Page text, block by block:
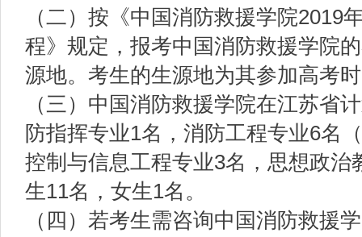
（二）按《中国消防救援学院2019
程》规定，报考中国消防救援学院
源地。考生的生源地为其参加高考
（三）中国消防救援学院在江苏省
防指挥专业1名，消防工程专业6名
控制与信息工程专业3名，思想政治
生11名，女生1名。
（四）若考生需咨询中国消防救援